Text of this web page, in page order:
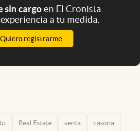
sin cargoen El Cronista
a tu medida.
Quiero registrarme
Real Estate venta casona